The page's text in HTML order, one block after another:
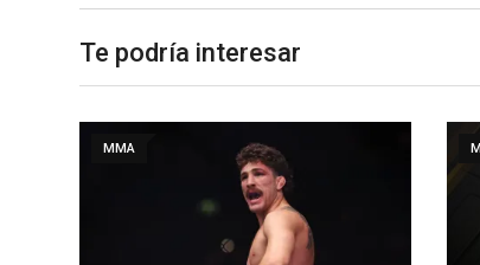
Te podría interesar
MMA